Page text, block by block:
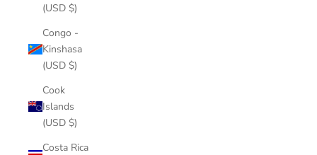
(USD $)
Congo -
Kinshasa
(USD $)
Cook
Islands
(USD $)
Costa Rica